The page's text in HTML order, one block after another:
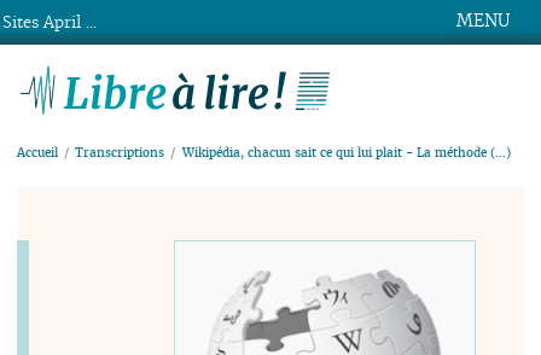
MENU
Accueil Transcriptions Wikipédia, chacun sait ce qui lui plait - La méthode (…)
Sites April ...